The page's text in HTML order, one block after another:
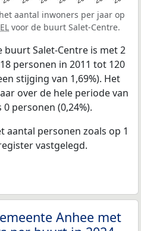
aantal inwoners per jaar op
voor de buurt Salet-Centre.
Salet-Centre is met 2
personen in 2011 tot 120
stijging van 1,69%). Het
over de hele periode van
personen (0,24%).
aantal personen zoals op 1
vastgelegd.
Anhee met